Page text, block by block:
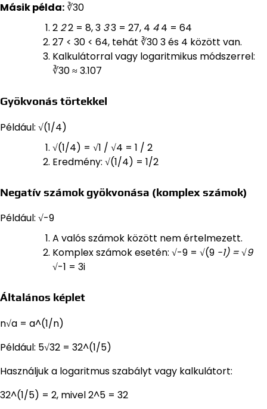
Másik példa:∛30
2 22 = 8, 3 33 = 27, 4 44 = 64
27 < 30 < 64, tehát ∛30 3 és 4 között van.
Kalkulátorral vagy logaritmikus módszerrel:
∛30 ≈ 3.107
Gyökvonás törtekkel
Például: √(1/4)
√(1/4) = √1 / √4 = 1 / 2
Eredmény: √(1/4) = 1/2
Negatív számok gyökvonása (komplex számok)
Például: √-9
A valós számok között nem értelmezett.
Komplex számok esetén: √-9 = √(9 -1) = √9
√-1 = 3i
Általános képlet
n√a = a^(1/n)
Például: 5√32 = 32^(1/5)
Használjuk a logaritmus szabályt vagy kalkulátort:
32^(1/5) = 2, mivel 2^5 = 32